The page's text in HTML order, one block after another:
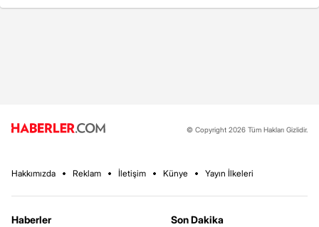
© Copyright 2026 Tüm Hakları Gizlidir.
Hakkımızda Reklam İletişim Künye Yayın İlkeleri
Haberler
Son Dakika